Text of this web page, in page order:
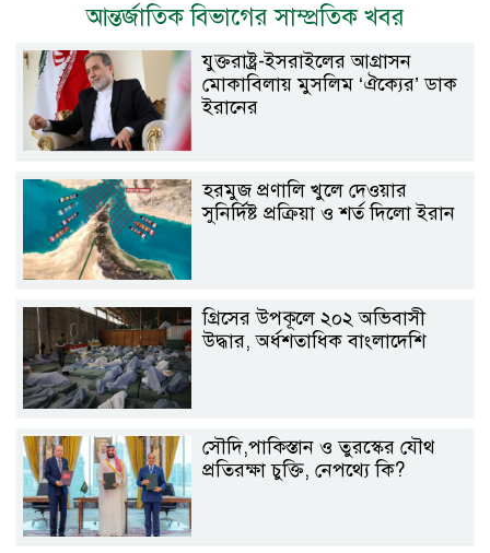
আন্তর্জাতিক বিভাগের সাম্প্রতিক খবর
যুক্তরাষ্ট্র-ইসরাইলের আগ্রাসন
মোকাবিলায় মুসলিম ‘ঐক্যের’ ডাক
ইরানের
হরমুজ প্রণালি খুলে দেওয়ার
সুনির্দিষ্ট প্রক্রিয়া ও শর্ত দিলো ইরান
গ্রিসের উপকূলে ২০২ অভিবাসী
উদ্ধার, অর্ধশতাধিক বাংলাদেশি
সৌদি,পাকিস্তান ও তুরস্কের যৌথ
প্রতিরক্ষা চুক্তি, নেপথ্যে কি?